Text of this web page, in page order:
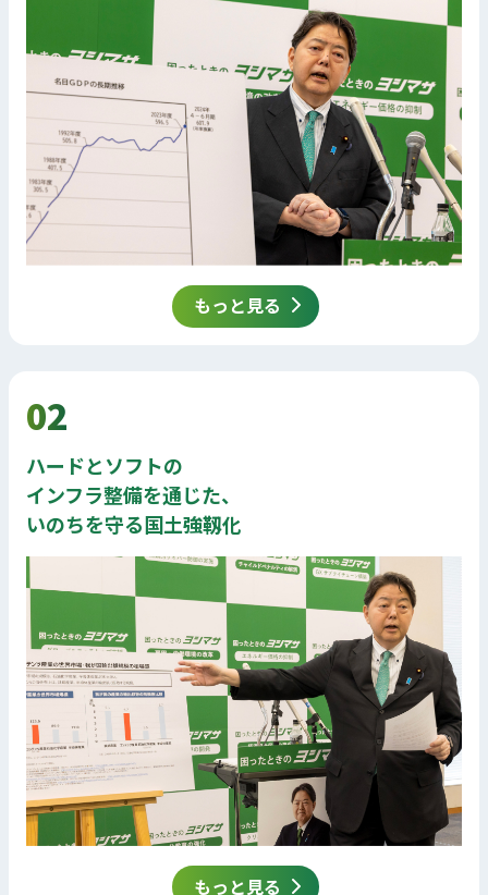
もっと見る
02
ハードとソフトの
インフラ整備を通じた、
いのちを守る国土強靱化
もっと見る